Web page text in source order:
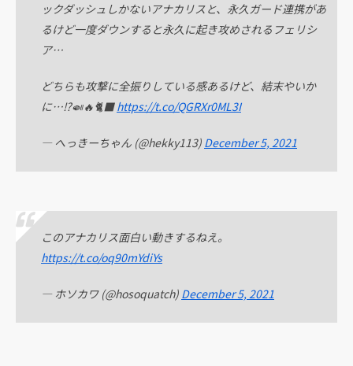
ックダッシュしかないアナカリスと、永久ガード連携があ
るけど一度ダウンすると永久に起き攻めされるフェリシ
ア…
どちらも攻撃に全振りしている感あるけど、結末やいか
に…⁉🍛🔥🐈‍⬛https://t.co/QGRXr0ML3I
— へっきーちゃん (@hekky113) December 5, 2021
このアナカリス面白い動きするねえ。
https://t.co/oq90mYdiYs
— ホソカワ (@hosoquatch) December 5, 2021